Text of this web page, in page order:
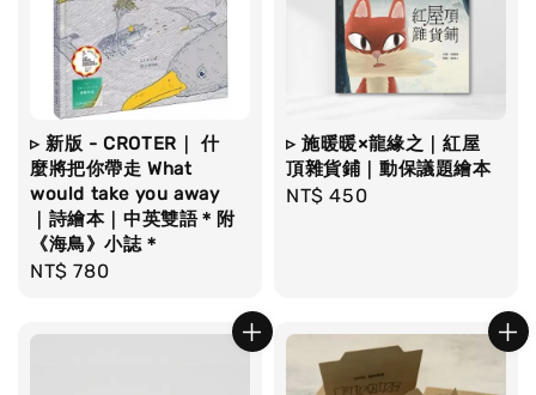
▹ 新版 - CROTER｜ 什
麼將把你帶走 What
would take you away
｜詩繪本｜中英雙語＊附
《海鳥》小誌＊
Regular
NT$ 780
▹ 施暖暖×龍緣之｜紅屋
頂雜貨鋪｜動保議題繪本
Regular
NT$ 450